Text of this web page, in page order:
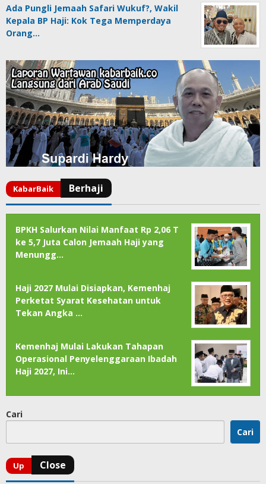
Ada Pungli Jemaah Safari Wukuf?, Wakil
Kepala BP Haji: Kok Tega Memperdaya
Orang…
BPKH Salurkan Nilai Manfaat Rp 2,06 T
ke 5,7 Juta Calon Jemaah Haji yang
Menungg…
Haji 2027 Mulai Disiapkan, Kemenhaj
Perketat Syarat Kesehatan untuk
Tekan Angka …
Kemenhaj Mulai Lakukan Tahapan
Operasional Penyelenggaraan Ibadah
Haji 2027, Ini…
Cari
Cari